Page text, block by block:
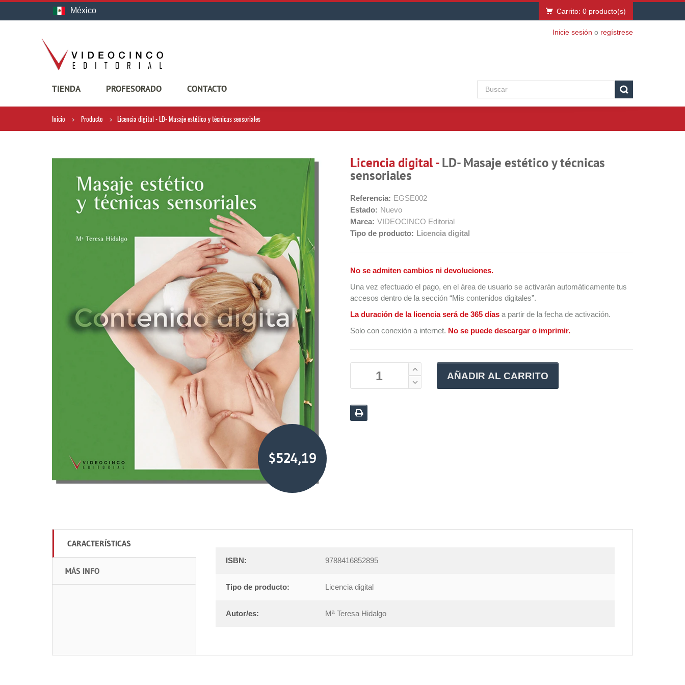
México Carrito: 0 producto(s)
Inicie sesión o regístrese
TIENDA PROFESORADO CONTACTO
Inicio Producto Licencia digital - LD- Masaje estético y técnicas sensoriales
$524,19
Licencia digital -LD- Masaje estético y técnicas
sensoriales
Referencia: EGSE002
Estado: Nuevo
Marca: VIDEOCINCO Editorial
Tipo de producto: Licencia digital
No se admiten cambios ni devoluciones.
Una vez efectuado el pago, en el área de usuario se activarán automáticamente tus
accesos dentro de la sección “Mis contenidos digitales”.
La duración de la licencia será de 365 días a partir de la fecha de activación.
Solo con conexión a internet. No se puede descargar o imprimir.
AÑADIR AL CARRITO
CARACTERÍSTICAS
MÁS INFO
ISBN: 9788416852895
Tipo de producto: Licencia digital
Autor/es: Mª Teresa Hidalgo